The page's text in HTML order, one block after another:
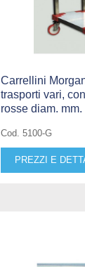
Carrellini
trasporti vari,
rosse diam.
Cod. 5100-G
PREZZI E